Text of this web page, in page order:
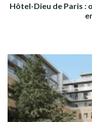
Hôtel-Dieu de Paris :